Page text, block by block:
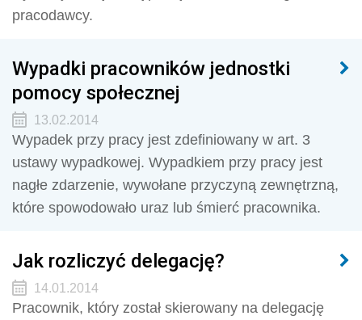
pracodawcy.
Wypadki pracowników jednostki
pomocy społecznej
13.02.2014
Wypadek przy pracy jest zdefiniowany w art. 3
ustawy wypadkowej. Wypadkiem przy pracy jest
nagłe zdarzenie, wywołane przyczyną zewnętrzną,
które spowodowało uraz lub śmierć pracownika.
Jak rozliczyć delegację?
14.01.2014
Pracownik, który został skierowany na delegację